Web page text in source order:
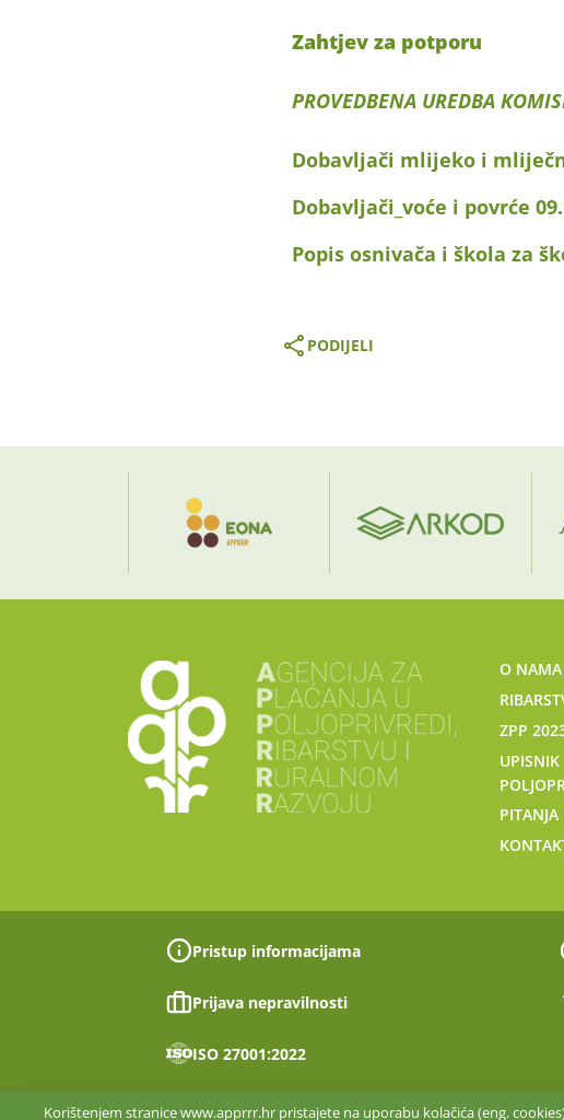
Zahtjev za potporu
PROVEDBENA UREDBA
Dobavljači mlijeko i
Dobavljači_voće i povrće
Popis osnivača i škola za
PODIJELI
O NAMA
ZPP
UPISNIK
Pristup informacijama
Prijava nepravilnosti
ISO 27001:2022
Korištenjem stranice www.apprrr.hr pristajete na uporabu kolačića (eng.